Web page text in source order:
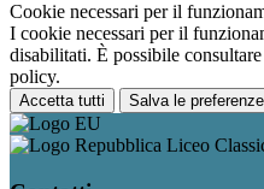
Cookie necessari per il
I cookie necessari per il
disabilitati. È possibile
policy.
Accetta tutti Salva le preferenze
Liceo